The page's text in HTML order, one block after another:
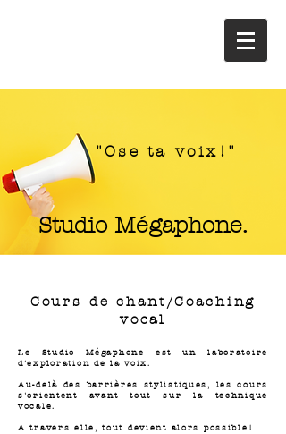
Studio Mégaphone.
"Ose ta voix!"
Cours de chant/Coaching
vocal
Le Studio Mégaphone est un laboratoire
d'exploration de la voix.
Au-delà des barrières stylistiques, les cours
s'orientent avant tout sur la technique
vocale.
A travers elle, tout devient alors possible!